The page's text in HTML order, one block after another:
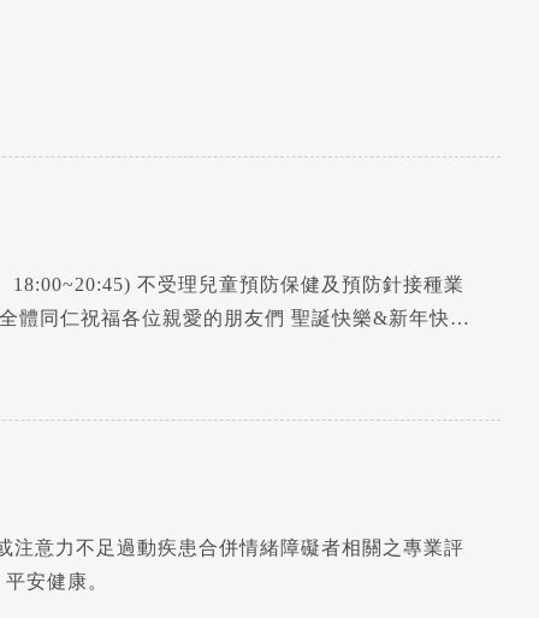
不受理兒童預防保健及預防針接種業
體同仁祝福各位親愛的朋友們 聖誕快樂&新年快樂
意力不足過動疾患合併情緒障礙者相關之專業評
明書。 臺安醫院關心您 平安健康。